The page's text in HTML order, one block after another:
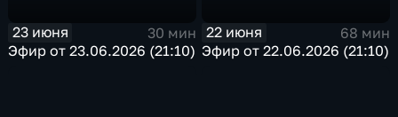
23 июня
30 мин
Эфир от 23.06.2026 (21:10)
22 июня
68 мин
Эфир от 22.06.2026 (21:10)